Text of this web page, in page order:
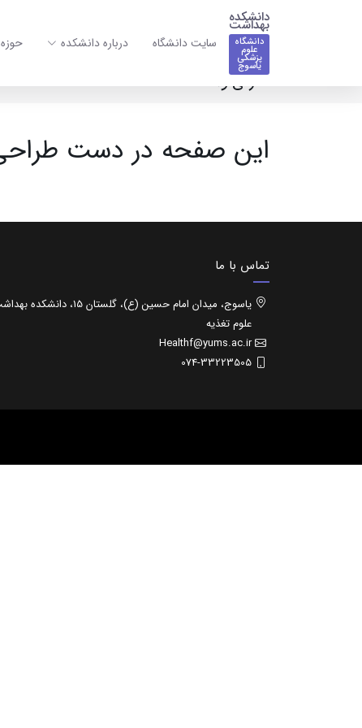
دانشکده
بهداشت
دانشگاه
علوم
پزشکی
یاسوج
سایت دانشگاه درباره دانشکده
معرفی واحد
این صفحه در دست
تماس با ما
یاسوج، میدان امام حسین (ع)، گلستان 15،
علوم تغذیه
Healthf@yums.ac.ir
074-33223505